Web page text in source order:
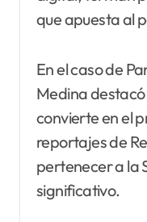
que apuesta al
En el caso de
Medina
convierte en el
reportajes de
pertenecer a la
significativo.